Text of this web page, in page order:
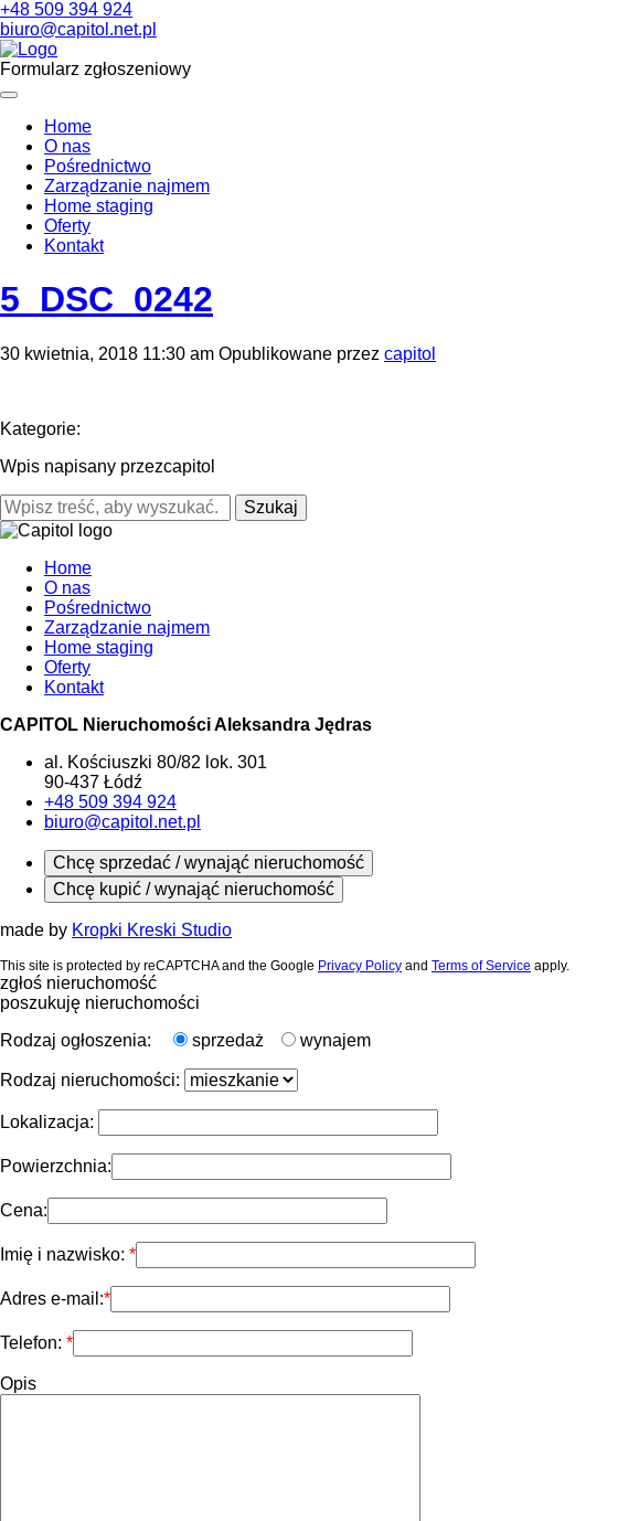
+48 509 394 924
biuro@capitol.net.pl
Formularz zgłoszeniowy
Home
O nas
Pośrednictwo
Zarządzanie najmem
Home staging
Oferty
Kontakt
5_DSC_0242
30 kwietnia, 2018 11:30 am Opublikowane przez capitol
Kategorie:
Wpis napisany przezcapitol
Szukaj
Home
O nas
Pośrednictwo
Zarządzanie najmem
Home staging
Oferty
Kontakt
CAPITOL Nieruchomości Aleksandra Jędras
al. Kościuszki 80/82 lok. 301
90-437 Łódź
+48 509 394 924
biuro@capitol.net.pl
Chcę sprzedać / wynająć nieruchomość
Chcę kupić / wynająć nieruchomość
made by Kropki Kreski Studio
This site is protected by reCAPTCHA and the Google Privacy Policy and Terms of Service apply.
zgłoś nieruchomość
poszukuję nieruchomości
Rodzaj ogłoszenia:
sprzedaż wynajem
Rodzaj nieruchomości:
Lokalizacja:
Powierzchnia:
Cena:
Imię i nazwisko:
Adres e-mail:
Telefon:
Opis